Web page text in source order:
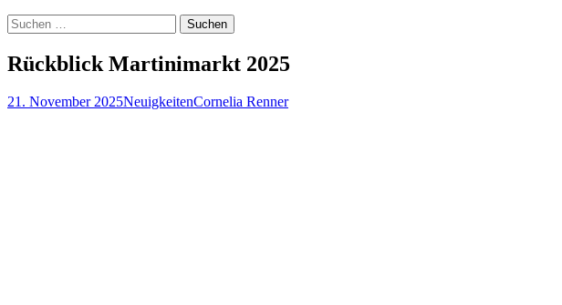
Suchen
nach:
Rückblick Martinimarkt 2025
21. November 2025NeuigkeitenCornelia Renner